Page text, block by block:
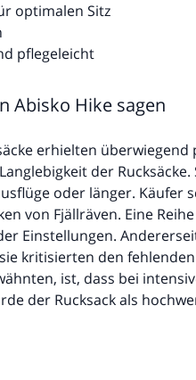
optimalen Sitz
pflegeleicht
Abisko Hike sagen
erhielten
der
oder länger. Käufer
von Fjällräven. Eine
Einstellungen.
kritisierten den
ist, dass bei
der Rucksack als